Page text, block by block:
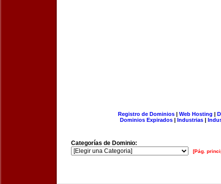
Registro de Dominios| Web Hosting |
Dominios Expirados | Industrias |
Categorías de Dominio:
[Pág.